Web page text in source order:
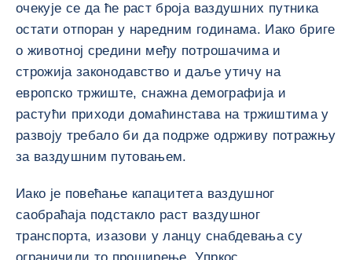
очекује се да ће раст броја ваздушних путника
остати отпоран у наредним годинама. Иако бриге
о животној средини међу потрошачима и
строжија законодавство и даље утичу на
европско тржиште, снажна демографија и
растући приходи домаћинстава на тржиштима у
развоју требало би да подрже одрживу потражњу
за ваздушним путовањем.
Иако је повећање капацитета ваздушног
саобраћаја подстакло раст ваздушног
транспорта, изазови у ланцу снабдевања су